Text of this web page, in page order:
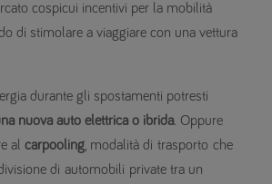
cospicui incentivi per la mobilità
di stimolare a viaggiare con una vettura
durante gli spostamenti potresti
nuova auto elettrica o ibrida. Oppure
al carpooling , modalità di trasporto che
di automobili private tra un